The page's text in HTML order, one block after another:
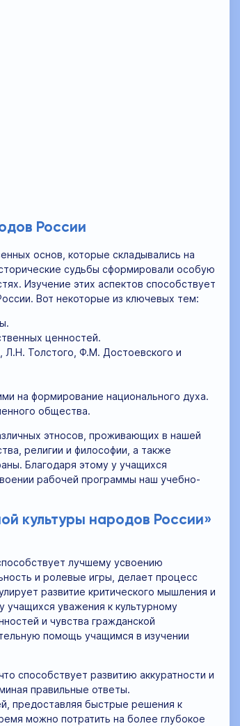
России
основ, которые складывались на
судьбы сформировали особую
Изучение этих аспектов способствует
Вот некоторые из ключевых тем:
ценностей.
Л.Н. Толстого, Ф.М. Достоевского и
на формирование национального духа.
общества.
этносов, проживающих в нашей
религии и философии, а также
Благодаря этому у учащихся
рабочей программы наш учебно-
культуры народов России»
лучшему усвоению
и ролевые игры, делает процесс
развитие критического мышления и
учащихся уважения к культурному
и чувства гражданской
помощь учащимся в изучении
способствует развитию аккуратности и
правильные ответы.
предоставляя быстрые решения к
можно потратить на более глубокое